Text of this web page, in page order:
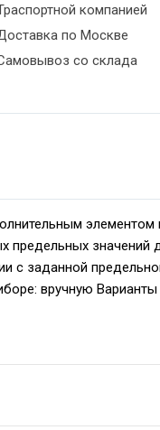
компанией
по Москве
со склада
значений
с заданной
вручную